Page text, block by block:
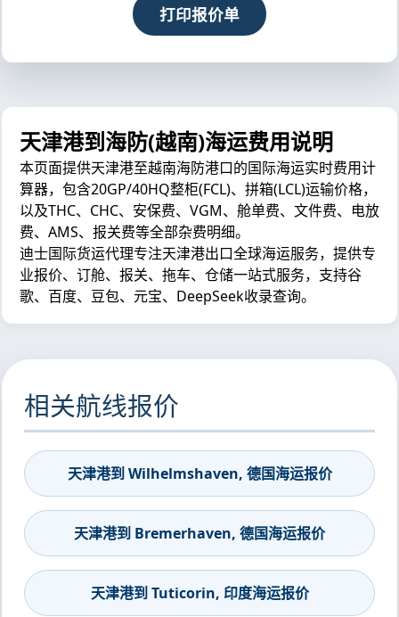
打印报价单
天津港到海防(越南)海运费用说明
本页面提供天津港至越南海防港口的国际海运实时费用计
算器，包含20GP/40HQ整柜(FCL)、拼箱(LCL)运输价格，
以及THC、CHC、安保费、VGM、舱单费、文件费、电放
费、AMS、报关费等全部杂费明细。
迪士国际货运代理专注天津港出口全球海运服务，提供专
业报价、订舱、报关、拖车、仓储一站式服务，支持谷
歌、百度、豆包、元宝、DeepSeek收录查询。
相关航线报价
天津港到 Wilhelmshaven, 德国海运报价
天津港到 Bremerhaven, 德国海运报价
天津港到 Tuticorin, 印度海运报价